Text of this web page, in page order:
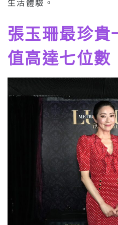
生活體驗。
張玉珊最珍貴
值高達七位數